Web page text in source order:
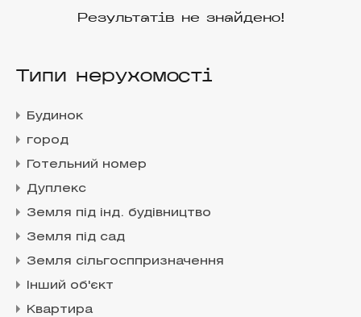
Результатів не знайдено!
Типи нерухомості
Будинок
город
Готельний номер
Дуплекс
Земля під інд. будівництво
Земля під сад
Земля сільгосппризначення
Інший об'єкт
Квартира